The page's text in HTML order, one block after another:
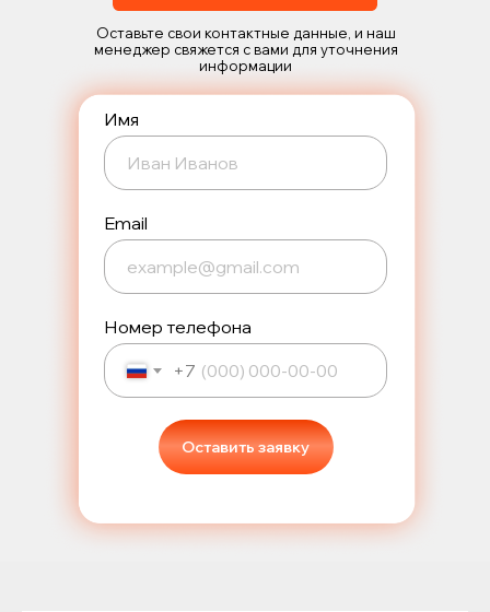
Имя
Email
Номер телефона
+7
Оставить заявку
Оставьте свои контактные данные, и наш
менеджер свяжется с вами для уточнения
информации